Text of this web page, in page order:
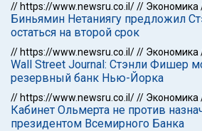
// https://www.newsru.co.il/// Экономика
Биньямин Нетаниягу предложил
остаться на второй срок
// https://www.newsru.co.il/// Экономика
Wall Street Journal: Стэнли Фишер
резервный банк Нью-Йорка
// https://www.newsru.co.il/// Экономика
Кабинет Ольмерта не против
президентом Всемирного Банка